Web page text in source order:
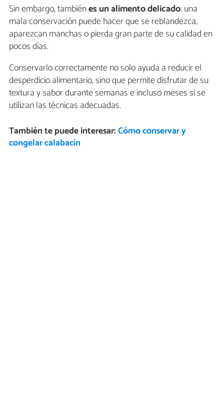
Sin embargo, tambiénes un alimento delicado: una
mala conservación puede hacer que se reblandezca,
aparezcan manchas o pierda gran parte de su calidad en
pocos días.
Conservarlo correctamente no solo ayuda a reducir el
desperdicio alimentario, sino que permite disfrutar de su
textura y sabor durante semanas e incluso meses si se
utilizan las técnicas adecuadas.
También te puede interesar:Cómo conservar y
congelar calabacín